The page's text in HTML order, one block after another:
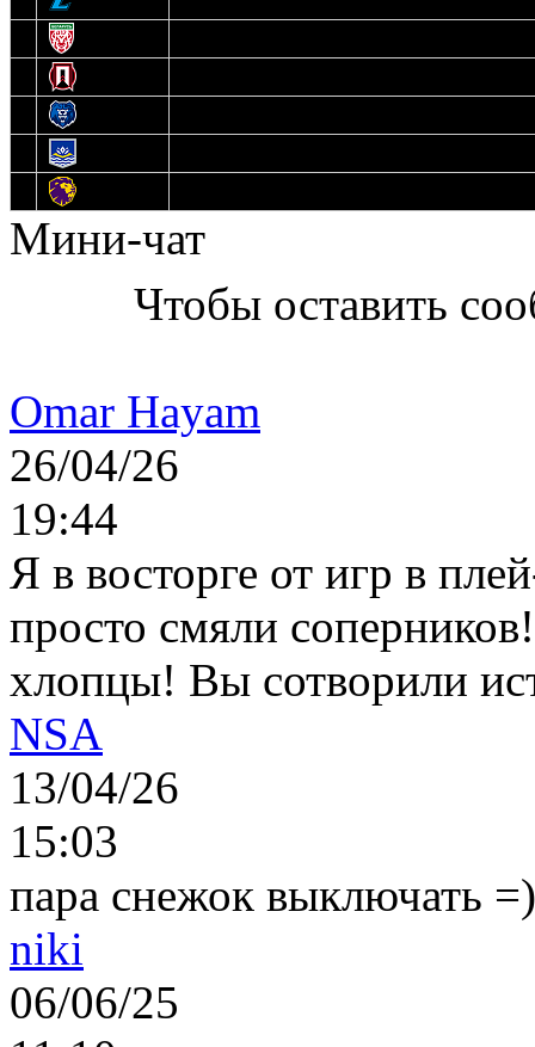
Мини-чат
Чтобы оставить
Omar Hayam
26/04/26
19:44
Я в восторге от игр в
просто смяли
хлопцы! Вы сотворили
NSA
13/04/26
15:03
пара снежок выключать
niki
06/06/25